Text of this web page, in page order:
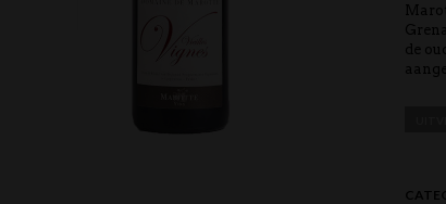
de